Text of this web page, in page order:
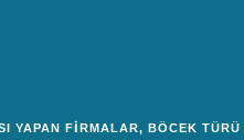
YAPAN FIRMALAR, BÖCEK